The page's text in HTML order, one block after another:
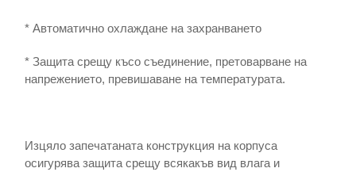
* Автоматично охлаждане на захранването
* Защита срещу късо съединение, претоварване на
напрежението, превишаване на температурата.
Изцяло запечатаната конструкция на корпуса
осигурява защита срещу всякакъв вид влага и